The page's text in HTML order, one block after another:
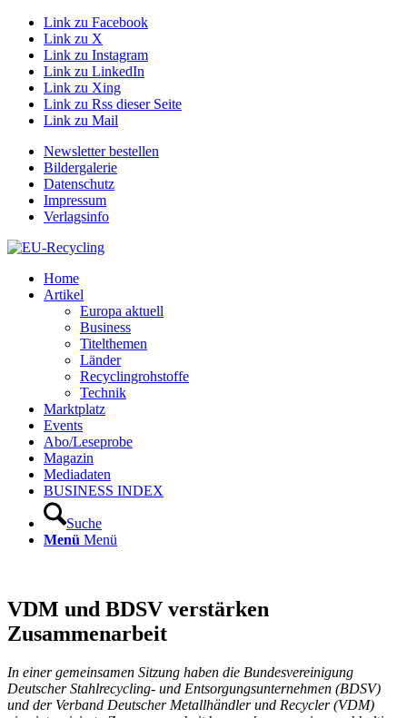
Link zu Facebook
Link zu X
Link zu Instagram
Link zu LinkedIn
Link zu Xing
Link zu Rss dieser Seite
Link zu Mail
Newsletter bestellen
Bildergalerie
Datenschutz
Impressum
Verlagsinfo
Home
Artikel
Europa aktuell
Business
Titelthemen
Länder
Recyclingrohstoffe
Technik
Marktplatz
Events
Abo/Leseprobe
Magazin
Mediadaten
BUSINESS INDEX
Suche
Menü Menü
VDM und BDSV verstärken
Zusammenarbeit
In einer gemeinsamen Sitzung haben die Bundesvereinigung
Deutscher Stahlrecycling- und Entsorgungsunternehmen (BDSV)
und der Verband Deutscher Metallhändler und Recycler (VDM)